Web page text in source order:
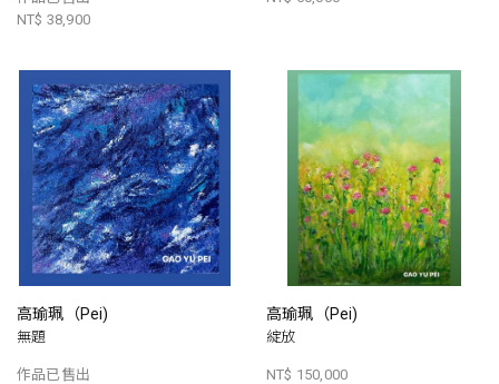
NT$ 38,900
高瑜珮（Pei)
無題
作品已售出
高瑜珮（Pei)
綻放
NT$ 150,000